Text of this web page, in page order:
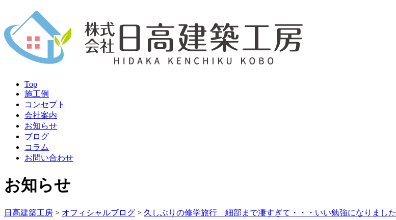
Top
施工例
コンセプト
会社案内
お知らせ
ブログ
コラム
お問い合わせ
お知らせ
日高建築工房 > オフィシャルブログ > 久しぶりの修学旅行 細部まで凄すぎて・・・いい勉強になりました